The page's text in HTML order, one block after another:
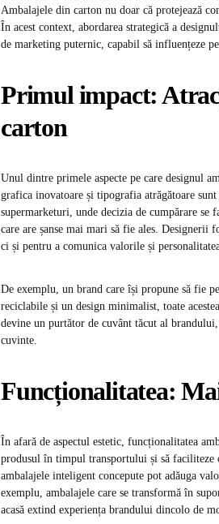
Ambalajele din carton nu doar că protejează
În acest context, abordarea strategică a
de marketing puternic, capabil să influențeze
Primul impact:
carton
Unul dintre primele aspecte pe care designul
grafica inovatoare și tipografia atrăgătoare
supermarketuri, unde decizia de cumpărare se
care are șanse mai mari să fie ales. Designerii
ci și pentru a comunica valorile și
De exemplu, un brand care își propune să fie
reciclabile și un design minimalist, toate
devine un purtător de cuvânt tăcut al
cuvinte.
Funcționalitatea:
În afară de aspectul estetic, funcționalitatea
produsul în timpul transportului și să faciliteze
ambalajele inteligent concepute pot adăuga
exemplu, ambalajele care se transformă în
acasă extind experiența brandului dincolo de